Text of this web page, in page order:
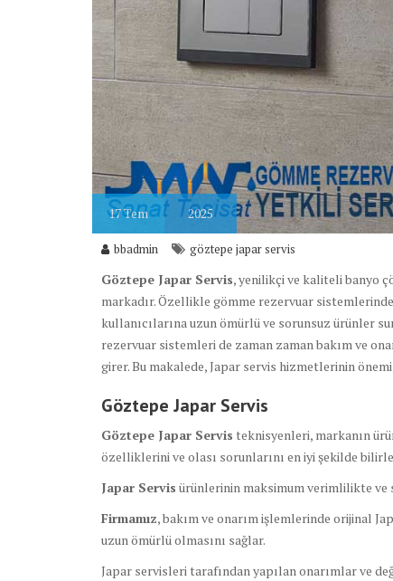
17Tem 2025
bbadmin göztepe japar servis
Göztepe Japar Servis, yenilikçi ve kaliteli banyo
markadır. Özellikle gömme rezervuar
kullanıcılarına uzun ömürlü ve sorunsuz ürünler
rezervuar sistemleri de zaman zaman bakım ve
girer. Bu makalede, Japar servis hizmetlerinin
Göztepe Japar Servis
Göztepe Japar Servis teknisyenleri, markanın
özelliklerini ve olası sorunlarını en iyi şekilde
Japar Servis ürünlerinin maksimum verimlilikte ve
Firmamız, bakım ve onarım işlemlerinde orijinal
uzun ömürlü olmasını sağlar.
Japar servisleri tarafından yapılan onarımlar ve